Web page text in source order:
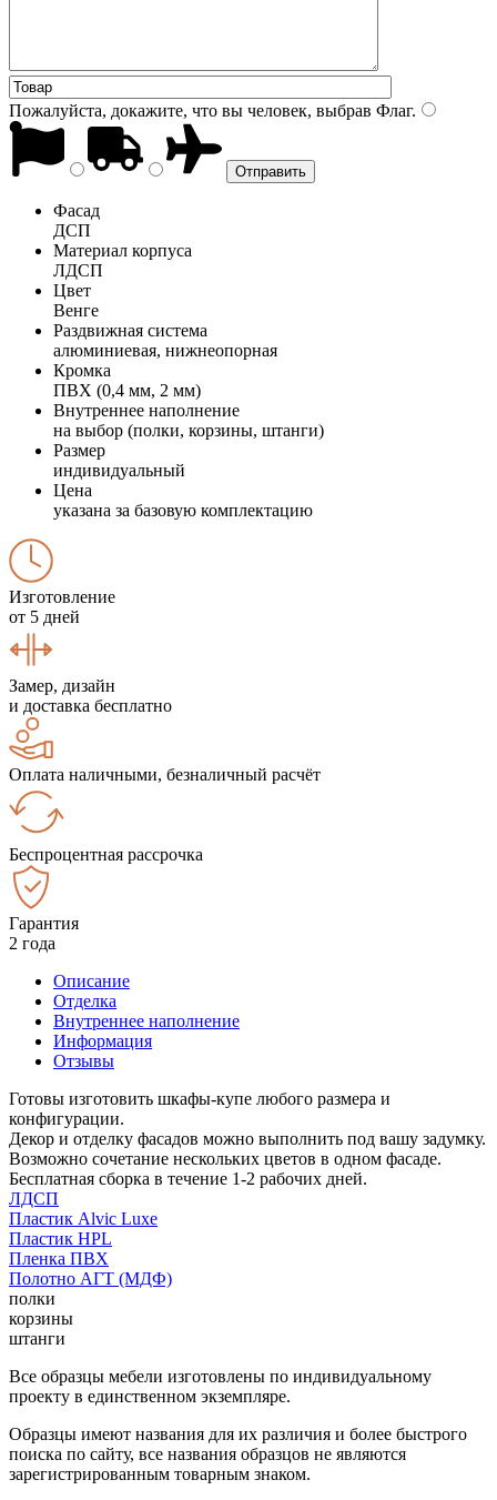
Пожалуйста, докажите, что вы человек, выбрав Флаг.
Фасад
ДСП
Материал корпуса
ЛДСП
Цвет
Венге
Раздвижная система
алюминиевая, нижнеопорная
Кромка
ПВХ (0,4 мм, 2 мм)
Внутреннее наполнение
на выбор (полки, корзины, штанги)
Размер
индивидуальный
Цена
указана за базовую комплектацию
Изготовление
от 5 дней
Замер, дизайн
и доставка бесплатно
Оплата наличными, безналичный расчёт
Беспроцентная рассрочка
Гарантия
2 года
Описание
Отделка
Внутреннее наполнение
Информация
Отзывы
Готовы изготовить шкафы-купе любого размера и
конфигурации.
Декор и отделку фасадов можно выполнить под вашу задумку.
Возможно сочетание нескольких цветов в одном фасаде.
Бесплатная сборка в течение 1-2 рабочих дней.
ЛДСП
Пластик Alvic Luxe
Пластик HPL
Пленка ПВХ
Полотно АГТ (МДФ)
полки
корзины
штанги
Все образцы мебели изготовлены по индивидуальному
проекту в единственном экземпляре.
Образцы имеют названия для их различия и более быстрого
поиска по сайту, все названия образцов не являются
зарегистрированным товарным знаком.